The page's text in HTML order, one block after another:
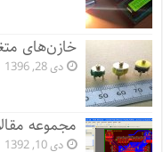
خازن‌های
دی 28, 1396
مجموعه
دی 10, 1392